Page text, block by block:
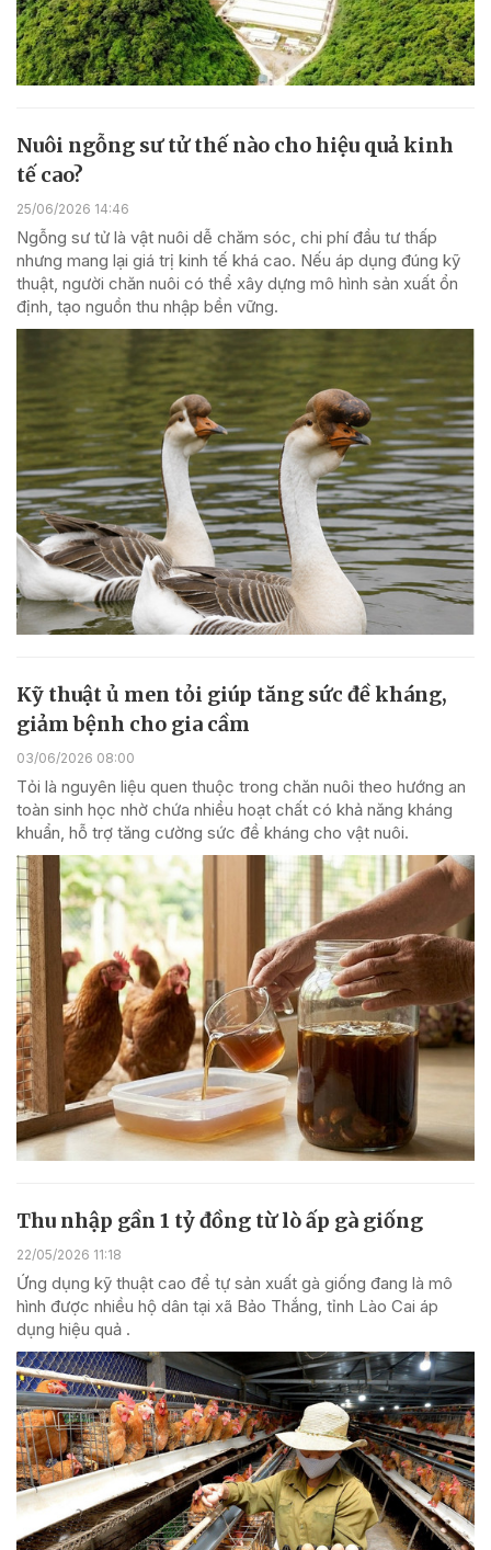
Nuôi ngỗng sư tử thế nào cho hiệu quả kinh
tế cao?
25/06/2026 14:46
Ngỗng sư tử là vật nuôi dễ chăm sóc, chi phí đầu tư thấp
nhưng mang lại giá trị kinh tế khá cao. Nếu áp dụng đúng kỹ
thuật, người chăn nuôi có thể xây dựng mô hình sản xuất ổn
định, tạo nguồn thu nhập bền vững.
Kỹ thuật ủ men tỏi giúp tăng sức đề kháng,
giảm bệnh cho gia cầm
03/06/2026 08:00
Tỏi là nguyên liệu quen thuộc trong chăn nuôi theo hướng an
toàn sinh học nhờ chứa nhiều hoạt chất có khả năng kháng
khuẩn, hỗ trợ tăng cường sức đề kháng cho vật nuôi.
Thu nhập gần 1 tỷ đồng từ lò ấp gà giống
22/05/2026 11:18
Ứng dụng kỹ thuật cao để tự sản xuất gà giống đang là mô
hình được nhiều hộ dân tại xã Bảo Thắng, tỉnh Lào Cai áp
dụng hiệu quả .